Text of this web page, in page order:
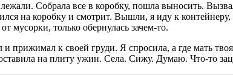
Собрала все в коробку, пошла выносить.
на коробку и смотрит. Вышли, я иду к
мусорки, только обернулась зачем-то.
прижимал к своей груди. Я спросила, а где мать
на плиту ужин. Села. Сижу. Думаю. Что-то